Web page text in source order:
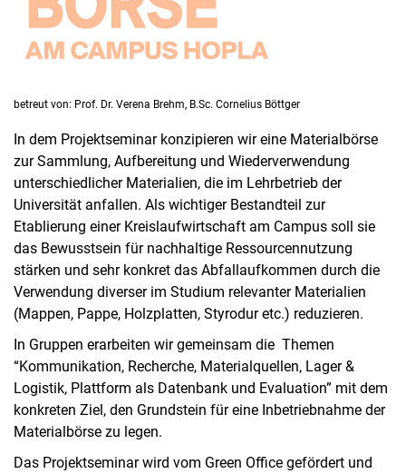
betreut von: Prof. Dr. Verena Brehm, B.Sc. Cornelius Böttger
In dem Projektseminar konzipieren wir eine Materialbörse
zur Sammlung, Aufbereitung und Wiederverwendung
unterschiedlicher Materialien, die im Lehrbetrieb der
Universität anfallen. Als wichtiger Bestandteil zur
Etablierung einer Kreislaufwirtschaft am Campus soll sie
das Bewusstsein für nachhaltige Ressourcennutzung
stärken und sehr konkret das Abfallaufkommen durch die
Verwendung diverser im Studium relevanter Materialien
(Mappen, Pappe, Holzplatten, Styrodur etc.) reduzieren.
In Gruppen erarbeiten wir gemeinsam die Themen
“Kommunikation, Recherche, Materialquellen, Lager &
Logistik, Plattform als Datenbank und Evaluation” mit dem
konkreten Ziel, den Grundstein für eine Inbetriebnahme der
Materialbörse zu legen.
Das Projektseminar wird vom Green Office gefördert und